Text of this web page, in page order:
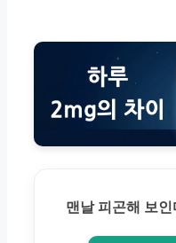
맨날 피곤해 보